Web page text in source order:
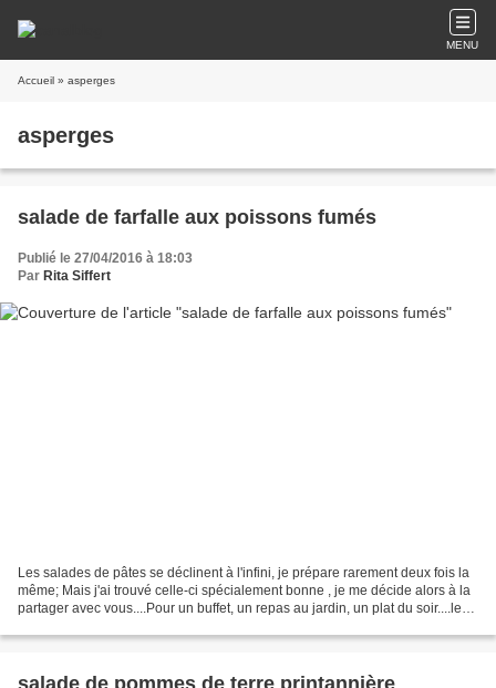
MENU
Accueil » asperges
asperges
salade de farfalle aux poissons fumés
Publié le 27/04/2016 à 18:03
Par Rita Siffert
Les salades de pâtes se déclinent à l'infini, je prépare rarement deux fois la
même; Mais j'ai trouvé celle-ci spécialement bonne , je me décide alors à la
partager avec vous....Pour un buffet, un repas au jardin, un plat du soir....les
salade de pommes de terre printannière